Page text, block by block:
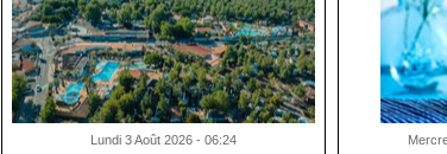
Lundi 3 Août 2026 - 06:24